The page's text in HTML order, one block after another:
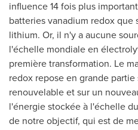
influence 14 fois plus
batteries vanadium redox que
lithium. Or, il n'y a aucune
l'échelle mondiale en
première transformation. Le
redox repose en grande
renouvelable et sur un
l'énergie stockée à l'échelle
de notre objectif, qui est de